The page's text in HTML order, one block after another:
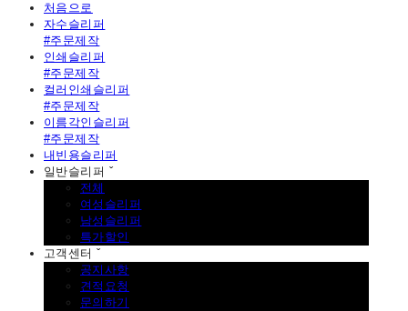
처음으로
자수슬리퍼
#주문제작
인쇄슬리퍼
#주문제작
컬러인쇄슬리퍼
#주문제작
이름각인슬리퍼
#주문제작
내빈용슬리퍼
일반슬리퍼 ˇ
전체
여성슬리퍼
남성슬리퍼
특가할인
고객센터 ˇ
공지사항
견적요청
문의하기